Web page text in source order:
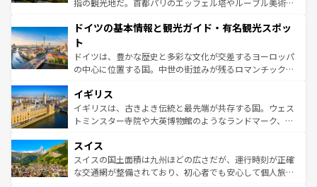
せる。地方によって風土や気候が異なるスペインはその個
ンテンツ一覧 を参照してほしい。
指の観光地だ。首都パリのエッフェル塔やルーブル美術館
で、幅広い魅力が詰まっている。華麗な宮殿、歴史的な大
聖堂、美しいビーチ、そして豊かな自然が、訪れる者を心
から魅了する。また、フランスは美食の国としても知ら
れ、フランス料理はユネスコ無形文化遺産にも登録されて
香り高いラベンダー畑など、多彩な楽しみ方が可能だ。さ
らに、パリ以外の地域にも魅力が溢れており、どの街角に
も豊かな歴史と文化が息づいている。パリ以外の個性あふ
を参照してほしい。
ドイツの基本情報と観光ガイド・有名観光スポッ
ト
ドイツは、豊かな歴史と多彩な文化が交差するヨーロッパ
の中心に位置する国。中世の街並みが残るロマンチック街
顔を持つこの国は、どこを歩いても飽きることがない。ベ
ルリンの文化的活気、バイエルン州のアルプスの絶景、そ
してライン川沿いのワイン畑といった風景は必見。ビール
は、お酒好きな人にはぜひ体験してほしい。 なお、新着の
ドイツ情報はコンテンツ一覧を参照してほしい。
イギリス
イギリスは、古きよき伝統と最先端が共存する国。ウェス
トミンスター寺院や大英博物館のようなランドマーク、歴
リアごとに異なる魅力がある。また、優雅なアフタヌーン
ティー、ビール好きにはたまらない英国パブ、サッカー観
戦など、本場だからこそできる体験も豊富。イギリスを旅
スイス
スイスの国土面積は九州ほどの広さだが、運行時刻が正確
な交通網が整備されており、初心者でも安心して個人旅行